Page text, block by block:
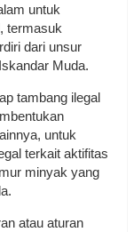
untuk
termasuk
dari unsur
Muda.
tambang ilegal
untuk
terkait aktifitas
minyak yang
atau aturan